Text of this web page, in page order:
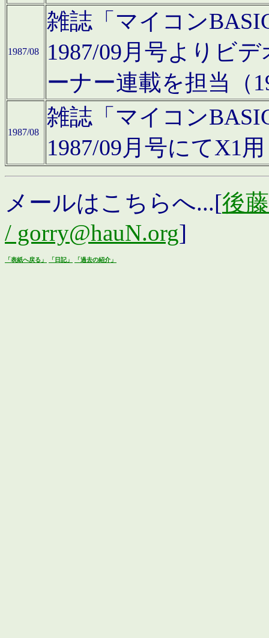
1987/08
雑誌「マイコン
1987/09月号よりビ
ーナー連載を担当（
1987/08
雑誌「マイコン
1987/09月号にてX1
メールはこちらへ...[後
/ gorry@hauN.org]
「表紙へ戻る」 「日記」 「過去の紹介」